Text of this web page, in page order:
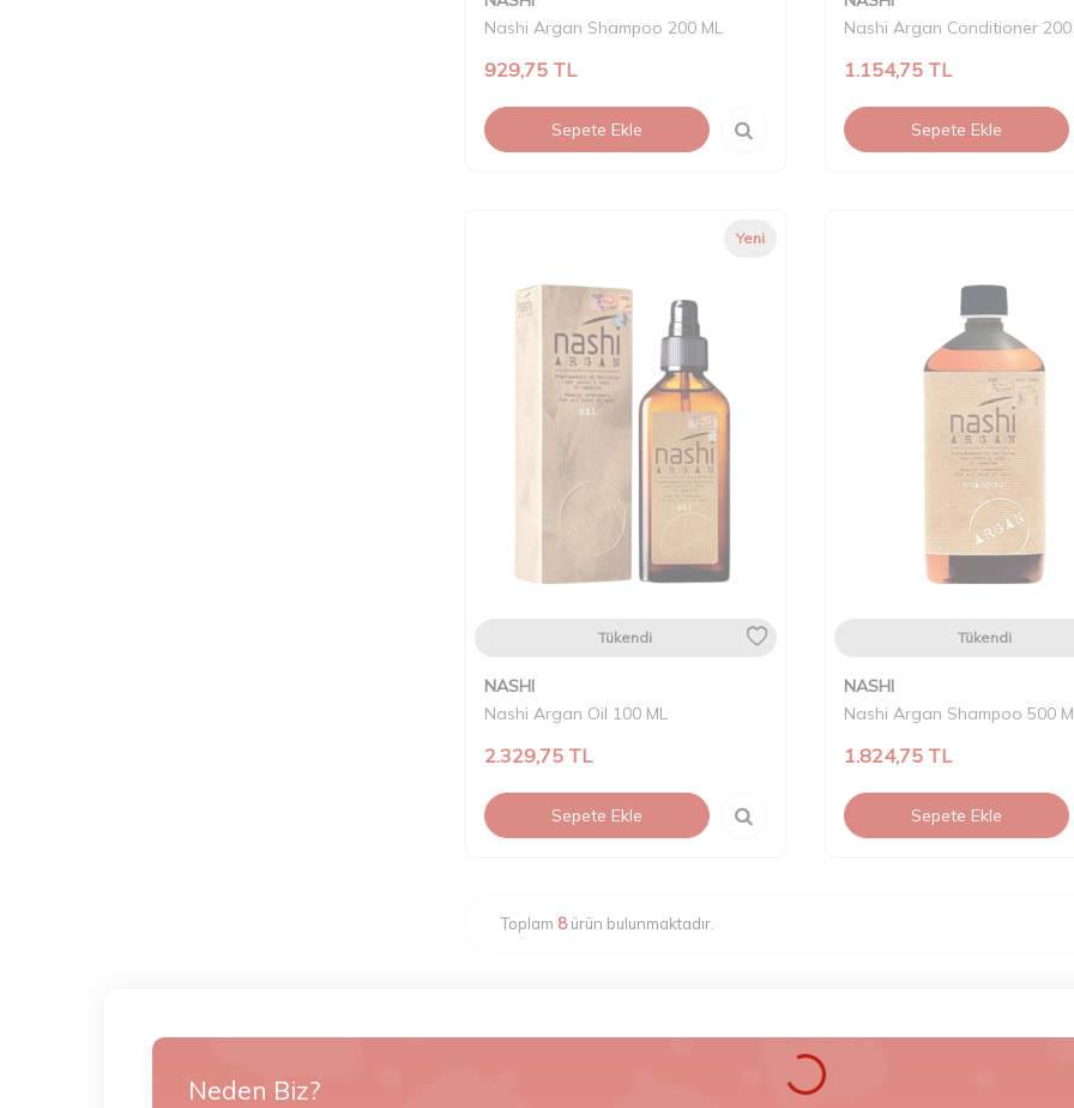
Nashi Argan Shampoo 200 ML
929,75 TL
Sepete Ekle
Nashi Argan Conditioner 200
1.154,75TL
Sepete Ekle
Yeni
Tükendi
NASHI
Nashi Argan Oil 100 ML
2.329,75 TL
Sepete Ekle
Tükendi
NASHI
Nashi Argan Shampoo 500
1.824,75TL
Sepete Ekle
Toplam 8ürün bulunmaktadır.
Neden Biz?